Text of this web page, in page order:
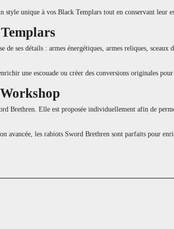
unique à vos Black Templars tout en conservant leur
ses détails : armes énergétiques, armes reliques, sceaux
une escouade ou créer des conversions originales pour
Brethren. Elle est proposée individuellement afin de
avancée, les rabiots Sword Brethren sont parfaits pour